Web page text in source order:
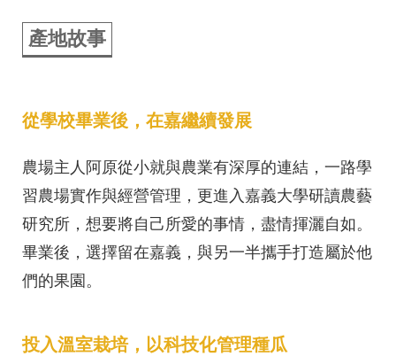
產地故事
從學校畢業後，在嘉繼續發展
農場主人阿原從小就與農業有深厚的連結，一路學
習農場實作與經營管理，更進入嘉義大學研讀農藝
研究所，想要將自己所愛的事情，盡情揮灑自如。
畢業後，選擇留在嘉義，與另一半攜手打造屬於他
們的果園。
投入溫室栽培，以科技化管理種瓜